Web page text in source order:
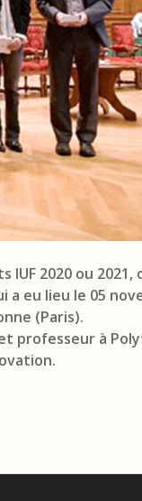
IUF 2020 ou 2021,
a eu lieu le 05
(Paris).
professeur à